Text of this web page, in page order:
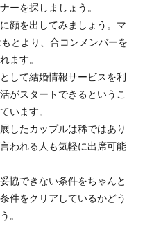
ーを探しましょう。
顔を出してみましょう。マ
とより、合コンメンバーを
ます。
して結婚情報サービスを利
がスタートできるというこ
います。
したカップルは稀ではあり
われる人も気軽に出席可能
協できない条件をちゃんと
件をクリアしているかどう
。